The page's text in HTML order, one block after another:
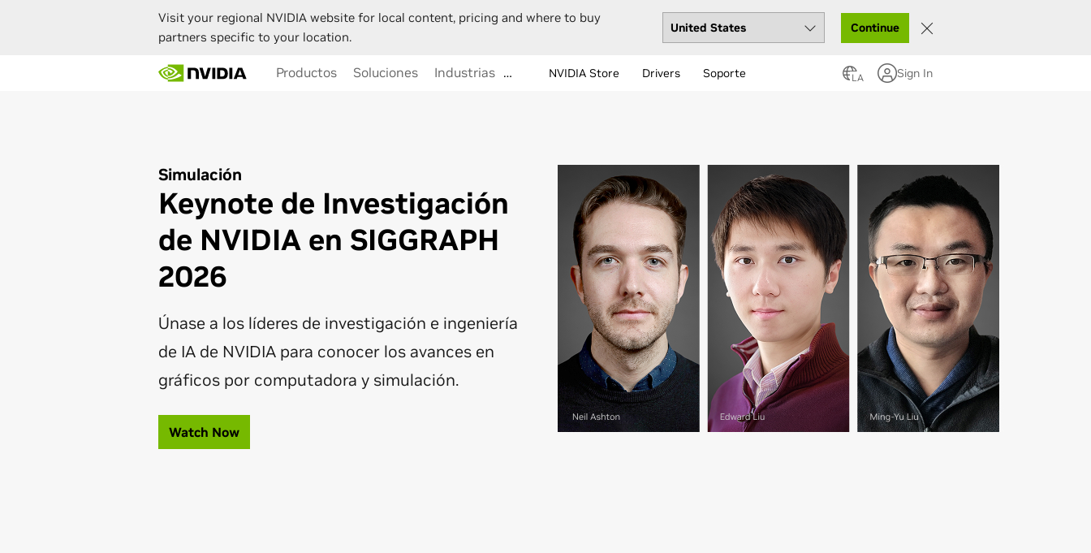
Visit your regional NVIDIA website for local content, pricing and where to buy
partners specific to your location.
Continue
Productos Soluciones Industrias … NVIDIA Store Drivers Soporte LA Sign In
Simulación
Keynote de Investigación
de NVIDIA en SIGGRAPH
2026
Únase a los líderes de investigación e ingeniería
de IA de NVIDIA para conocer los avances en
gráficos por computadora y simulación.
Watch Now